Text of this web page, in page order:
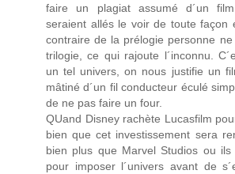
faire un plagiat assumé d´un
seraient allés le voir de toute façon
contraire de la prélogie personne
trilogie, ce qui rajoute l´inconnu.
un tel univers, on nous justifie un
mâtiné d´un fil conducteur éculé
de ne pas faire un four.
QUand Disney rachète Lucasfilm
bien que cet investissement sera
bien plus que Marvel Studios ou
pour imposer l´univers avant de